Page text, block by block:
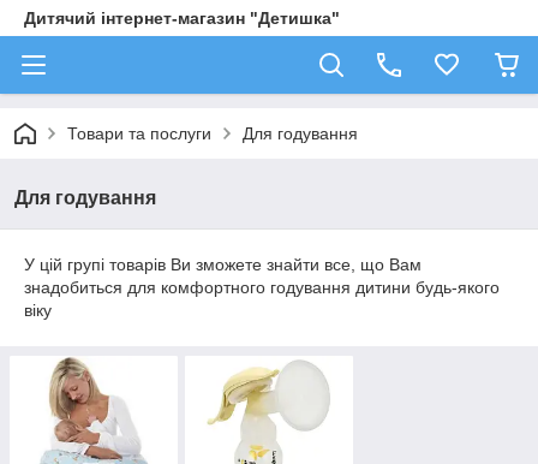
Дитячий інтернет-магазин "Детишка"
Товари та послуги Для годування
Для годування
У цій групі товарів Ви зможете знайти все, що Вам
знадобиться для комфортного годування дитини будь-якого
віку